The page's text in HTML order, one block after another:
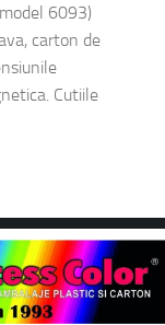
6093)
carton de
Cutiile